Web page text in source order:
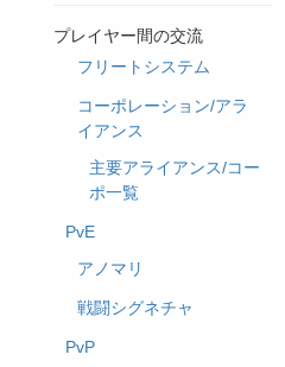
プレイヤー間の交流
フリートシステム
コーポレーション/アラ
イアンス
主要アライアンス/コー
ポ一覧
PvE
アノマリ
戦闘シグネチャ
PvP